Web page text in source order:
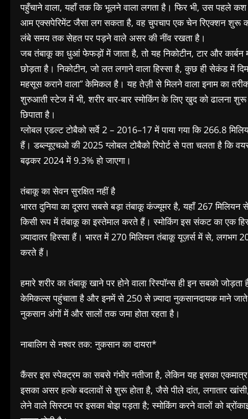
पहुँचाने वाला, यहाँ तक कि भूलने वाला लगता है। फिर भी, उस पहले
आम एक्सपेरिमेंट जैसा लग सकता है, वह चुपचाप एक चेन रिएक्शन शुरू
लंबे समय तक सेहत पर पड़ने वाले असर की नींव रखता है।
जब तंबाकू का धुआं फेफड़ों में जाता है, तो यह निकोटीन, टार और
छोड़ता है। निकोटीन, जो लत लगाने वाला हिस्सा है, कुछ ही सेकंड में
महसूस कराने वाला” केमिकल है। यह तेज़ी से मिलने वाला इनाम का
शुरुआती स्टेज में भी, शरीर बार-बार स्मोकिंग के लिए खुद को ढालना
छिपाता है।
ग्लोबल एडल्ट टोबैको सर्वे 2 – 2016–17 में पाया गया कि 266.8
हैं। डब्ल्यूएचओ की 2025 ग्लोबल टोबैको रिपोर्ट से पता चलता है कि
बढ़कर 2024 में 9.3% हो जाएगा।
तंबाकू का सेवन सुरक्षित नहीं है
भारत दुनिया का दूसरा सबसे बड़ा तंबाकू कंज्यूमर है, यहाँ 267
किसी रूप में तंबाकू का इस्तेमाल करते हैं। स्मोकिंग इस संकट का एक
ज़्यादातर हिस्सा हैं। भारत में 270 मिलियन तंबाकू यूज़र्स में से, लगभग
करते हैं।
हमारे शरीर का तंबाकू खाने पर होने वाला रिस्पॉन्स ही इन सबको
केमिकल्स पहुंचाता है और इनमें से 250 से ज़्यादा नुकसानदायक माने
नुकसान अंगों में और सालों तक जमा होता रहता है।
नाबालिग से नश्वर तक: नुकसान का दायरा*
कैंसर इस स्पेक्ट्रम का सबसे गंभीर नतीजा है, लेकिन यह इसका एकमात्र
इसका असर हल्के बदलावों से शुरू होता है, जैसे पीले दांत, लगातार
लेने वाले सिस्टम पर इसका बोझ पड़ता है; स्मोकिंग करने वालों को